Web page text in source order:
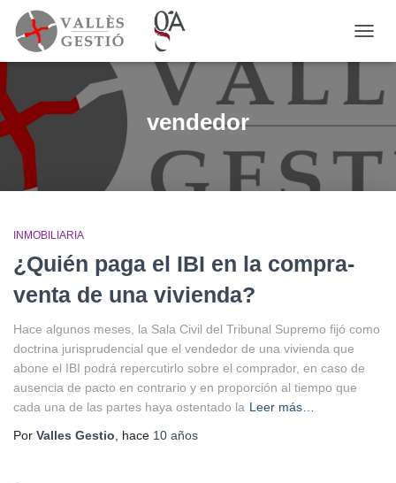
MODO
vendedor
INMOBILIARIA
¿Quién paga el IBI en la compra-
venta de una vivienda?
Hace algunos meses, la Sala Civil del Tribunal Supremo fijó como
doctrina jurisprudencial que el vendedor de una vivienda que
abone el IBI podrá repercutirlo sobre el comprador, en caso de
ausencia de pacto en contrario y en proporción al tiempo que
cada una de las partes haya ostentado la Leer más…
Por Valles Gestio , hace 10 años